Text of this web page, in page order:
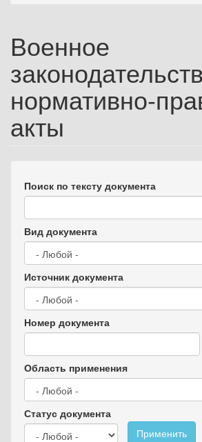
Военное
нормативно-
акты
Поиск по тексту документа
Вид документа
Источник документа
Номер документа
Область применения
Статус документа
Применить